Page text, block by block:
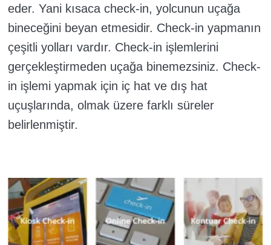
eder. Yani kısaca check-in, yolcunun uçağa
bineceğini beyan etmesidir. Check-in yapmanın
çeşitli yolları vardır. Check-in işlemlerini
gerçekleştirmeden uçağa binemezsiniz. Check-
in işlemi yapmak için iç hat ve dış hat
uçuşlarında, olmak üzere farklı süreler
belirlenmiştir.